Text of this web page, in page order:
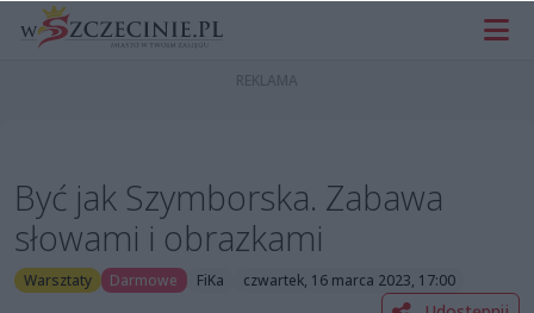
Być jak Szymborska. Zabawa
słowami i obrazkami
Warsztaty Darmowe FiKa czwartek, 16 marca 2023, 17:00